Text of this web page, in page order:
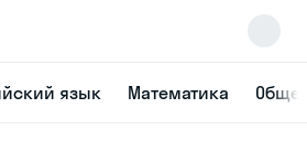
язык Математика